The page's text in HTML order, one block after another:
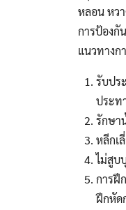
หลอน หว
การป้องกั
แนวทางก
รับปร
ประท
รักษา
หลีกเ
ไม่สูบ
การฝึ
ฝึกหัด